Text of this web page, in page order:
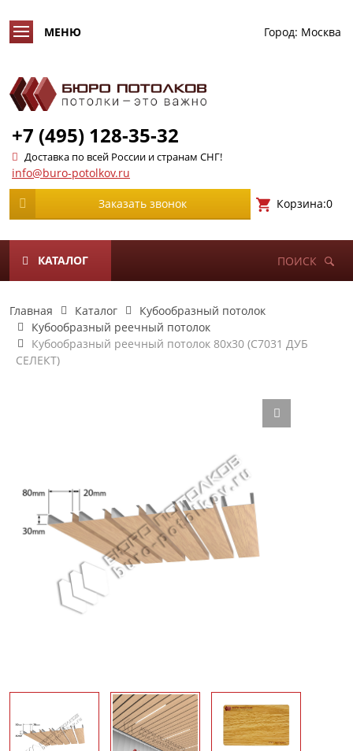
Город: Москва
+7 (495) 128-35-32
Доставка по всей России и странам СНГ!
info@buro-potolkov.ru
Заказать звонок Корзина:0
КАТАЛОГ ПОИСК
Главная Каталог
Кубообразный потолок
Кубообразный реечный потолок
Кубообразный реечный потолок 80х30 (C7031 ДУБ
СЕЛЕКТ)